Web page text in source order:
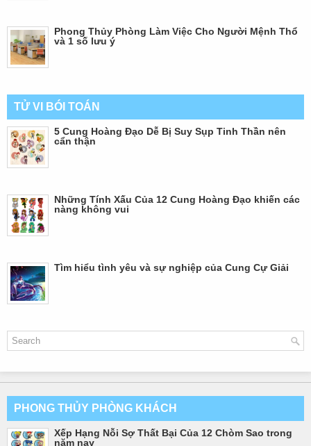
Phong Thủy Phòng Làm Việc Cho Người Mệnh Thổ
và 1 số lưu ý
TỬ VI BÓI TOÁN
5 Cung Hoàng Đạo Dễ Bị Suy Sụp Tinh Thần nên
cẩn thận
Những Tính Xấu Của 12 Cung Hoàng Đạo khiến các
nàng không vui
Tìm hiểu tình yêu và sự nghiệp của Cung Cự Giải
PHONG THỦY PHÒNG KHÁCH
Xếp Hạng Nỗi Sợ Thất Bại Của 12 Chòm Sao trong
năm nay